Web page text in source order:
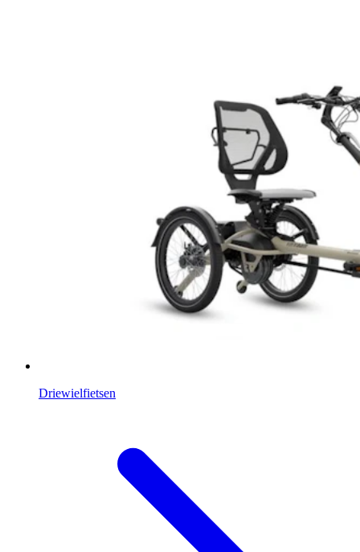
Driewielfietsen